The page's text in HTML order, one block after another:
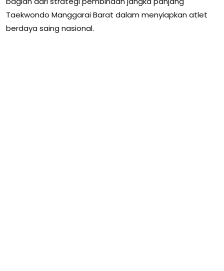
Taekwondo Manggarai Barat dalam menyiapkan atlet
berdaya saing nasional.